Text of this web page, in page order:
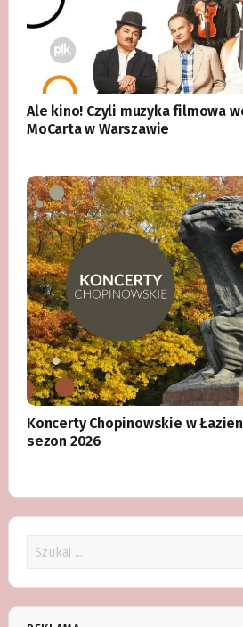
Ale kino! Czyli muzyka filmowa
MoCarta w Warszawie
Koncerty Chopinowskie w
sezon 2026